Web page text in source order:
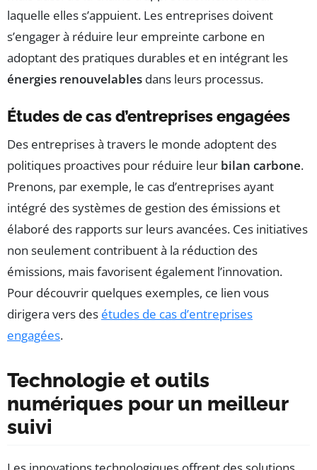
laquelle elles s’appuient. Les entreprises doivent
s’engager à réduire leur empreinte carbone en
adoptant des pratiques durables et en intégrant les
énergies renouvelables dans leurs processus.
Études de cas d’entreprises engagées
Des entreprises à travers le monde adoptent des
politiques proactives pour réduire leur bilan carbone.
Prenons, par exemple, le cas d’entreprises ayant
intégré des systèmes de gestion des émissions et
élaboré des rapports sur leurs avancées. Ces initiatives
non seulement contribuent à la réduction des
émissions, mais favorisent également l’innovation.
Pour découvrir quelques exemples, ce lien vous
dirigera vers des études de cas d’entreprises
engagées.
Technologie et outils
numériques pour un meilleur
suivi